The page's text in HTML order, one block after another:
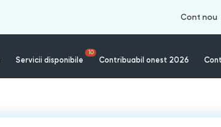
Cont nou
Servicii disponibile
10
Contribuabil onest 2026